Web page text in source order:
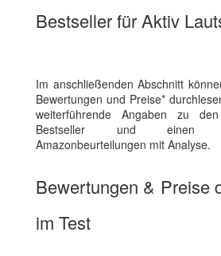
Bestseller für Aktiv
Im anschließenden Abschnitt
Bewertungen und Preise*
weiterführende Angaben zu
Bestseller und einen
Amazonbeurteilungen mit Analyse.
Bewertungen & Preise
im Test